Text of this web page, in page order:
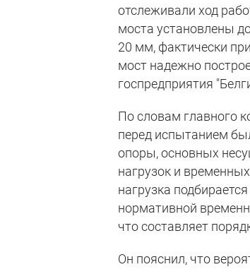
отслеживали ход
моста установлены
20 мм, фактически
мост надежно
госпредприятия
По словам главного
перед испытанием
опоры, основных
нагрузок и
нагрузка
нормативной
что составляет
Он пояснил, что